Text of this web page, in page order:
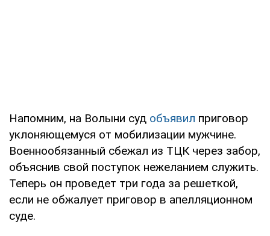
Напомним, на Волыни суд объявил приговор
уклоняющемуся от мобилизации мужчине.
Военнообязанный сбежал из ТЦК через забор,
объяснив свой поступок нежеланием служить.
Теперь он проведет три года за решеткой,
если не обжалует приговор в апелляционном
суде.